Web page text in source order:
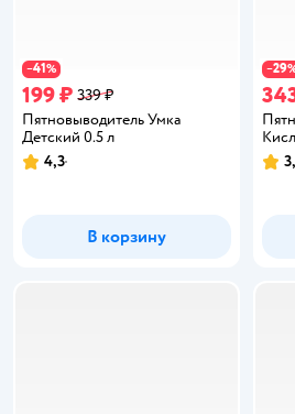
−41%
199 ₽ 339 ₽
Пятновыводитель Умкa
Детский 0.5 л
Рейтинг:
4,3
В корзину
−29